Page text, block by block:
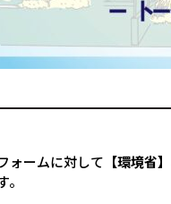
ォームに対して 【環境省】